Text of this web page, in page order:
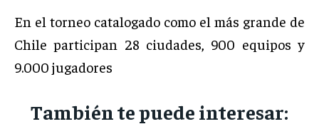
En el torneo catalogado como el más grande de
Chile participan 28 ciudades, 900 equipos y
9.000 jugadores
También te puede interesar: